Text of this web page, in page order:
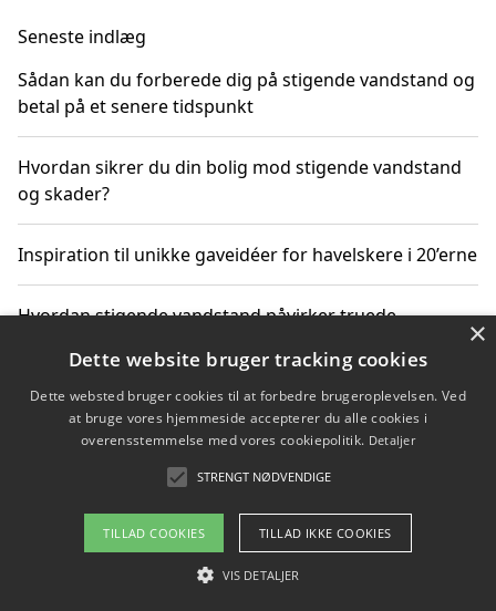
Seneste indlæg
Sådan kan du forberede dig på stigende vandstand og
betal på et senere tidspunkt
Hvordan sikrer du din bolig mod stigende vandstand
og skader?
Inspiration til unikke gaveidéer for havelskere i 20’erne
Hvordan stigende vandstand påvirker truede
Sådan vælger du de bedste vandrerygsække til
vandreture i Danmark
Copyright 2026 - Pilanto Aps
Om / kontakt
×
Dette website bruger tracking cookies
Dette websted bruger cookies til at forbedre brugeroplevelsen. Ved
at bruge vores hjemmeside accepterer du alle cookies i
overensstemmelse med vores cookiepolitik. Detaljer
STRENGT NØDVENDIGE
TILLAD COOKIES TILLAD IKKE COOKIES
VIS DETALJER